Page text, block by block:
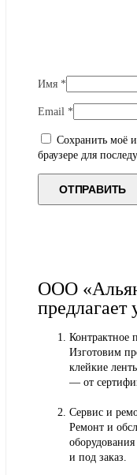
Имя *
Email *
Сохранить моё
браузере для
ООО
предлагает
Контрактное
Изготовим
клейкие
— от
Сервис и
Ремонт и
и под заказ.